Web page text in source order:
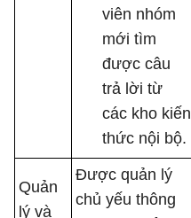
viên nhóm
mới tìm
được câu
trả lời từ
các kho kiến
​​thức nội bộ.
Quản
lý và
Được quản lý
chủ yếu thông